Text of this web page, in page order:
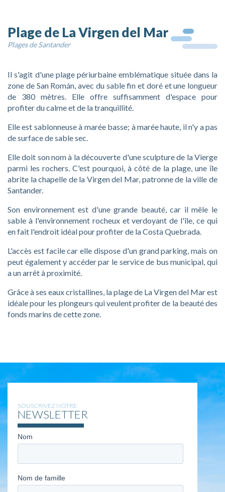
Plage de La Virgen del Mar
Plages de Santander
Il s'agit d'une plage périurbaine emblématique située dans la
zone de San Román, avec du sable fin et doré et une longueur
de 380 mètres. Elle offre suffisamment d'espace pour
profiter du calme et de la tranquillité.
Elle est sablonneuse à marée basse; à marée haute, il n'y a pas
de surface de sable sec.
Elle doit son nom à la découverte d'une sculpture de la Vierge
parmi les rochers. C'est pourquoi, à côté de la plage, une île
abrite la chapelle de la Virgen del Mar, patronne de la ville de
Santander.
Son environnement est d'une grande beauté, car il mêle le
sable à l'environnement rocheux et verdoyant de l'île, ce qui
en fait l'endroit idéal pour profiter de la Costa Quebrada.
L'accès est facile car elle dispose d'un grand parking, mais on
peut également y accéder par le service de bus municipal, qui
a un arrêt à proximité.
Grâce à ses eaux cristallines, la plage de La Virgen del Mar est
idéale pour les plongeurs qui veulent profiter de la beauté des
fonds marins de cette zone.
SOUSCRIVEZ NOTRE
NEWSLETTER